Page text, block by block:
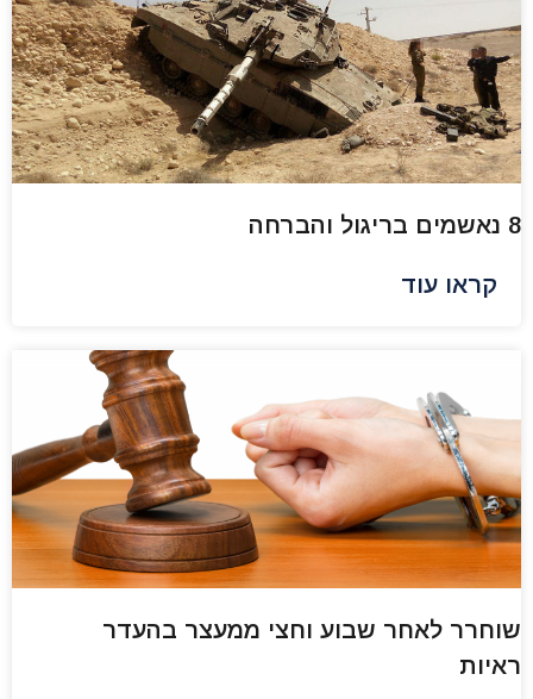
8 נאשמים בריגול והברחה
קראו עוד
שוחרר לאחר שבוע וחצי ממעצר בהעדר
ראיות